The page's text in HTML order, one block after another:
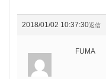
2018/01/02 10:37:30返信
FUMA